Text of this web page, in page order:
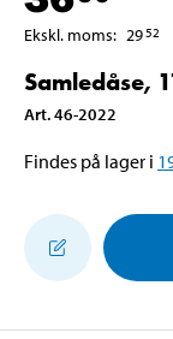
Ekskl. moms: 2952
Samledåse,
Art.46-2022
Findes på lager i